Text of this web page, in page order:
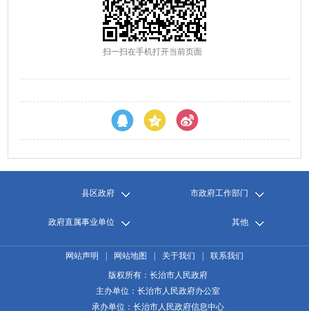
扫一扫在手机打开当前页面
县区政府 市政府工作部门
政府直属事业单位 其他
网站声明 网站地图 关于我们
联系我们
版权所有：长治市人民政府
主办单位：长治市人民政府办公室
承办单位：长治市人民政府信息中心